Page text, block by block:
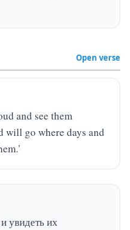
Open verse
and see them
will go where days and
увидеть их